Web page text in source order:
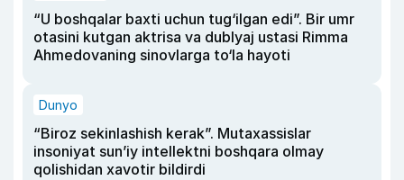
“U boshqalar baxti uchun tug‘ilgan edi”. Bir umr
otasini kutgan aktrisa va dublyaj ustasi Rimma
Ahmedovaning sinovlarga to‘la hayoti
Dunyo
“Biroz sekinlashish kerak”. Mutaxassislar
insoniyat sun’iy intellektni boshqara olmay
qolishidan xavotir bildirdi